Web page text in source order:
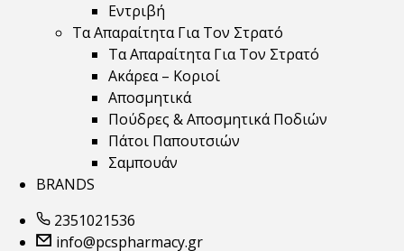
Εντριβή
Τα Απαραίτητα Για Τον Στρατό
Τα Απαραίτητα Για Τον Στρατό
Ακάρεα – Κοριοί
Αποσμητικά
Πούδρες & Αποσμητικά Ποδιών
Πάτοι Παπουτσιών
Σαμπουάν
BRANDS
2351021536
info@pcspharmacy.gr